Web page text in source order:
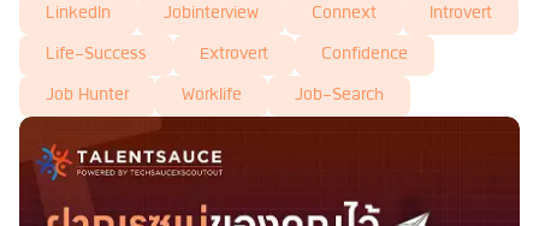
LinkedIn Jobinterview Connext Introvert
Life-Success Extrovert Confidence
Job Hunter Worklife Job-Search